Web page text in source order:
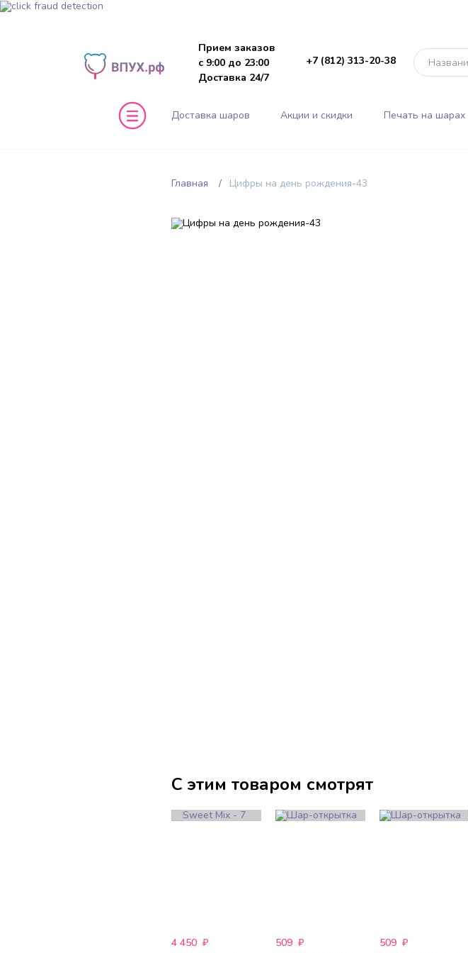
Прием заказов
с 9:00 до 23:00
Доставка 24/7
+7 (812) 313-20-38
Доставка шаров Акции и скидки Печать на шарах
Главная Цифры на день рождения-43
С этим товаром смотрят
4 450 ₽
509 ₽
509 ₽